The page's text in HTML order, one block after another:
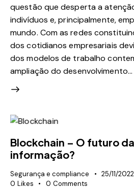
questão que desperta a
indivíduos e, principalmente,
mundo. Com as redes
dos cotidianos empresariais
dos modelos de trabalho
ampliação do desenvolvimento…
Blockchain – O futuro
informação?
Segurança e compliance 25/11/2022
0 Likes 0 Comments